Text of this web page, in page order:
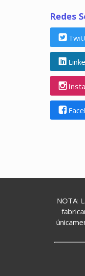
Redes
NOTA: